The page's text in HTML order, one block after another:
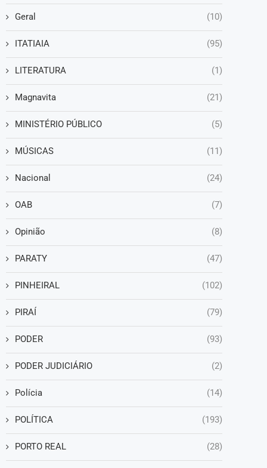
Geral (10)
ITATIAIA (95)
LITERATURA (1)
Magnavita (21)
MINISTÉRIO PÚBLICO (5)
MÚSICAS (11)
Nacional (24)
OAB (7)
Opinião (8)
PARATY (47)
PINHEIRAL (102)
PIRAÍ (79)
PODER (93)
PODER JUDICIÁRIO (2)
Polícia (14)
POLÍTICA (193)
PORTO REAL (28)